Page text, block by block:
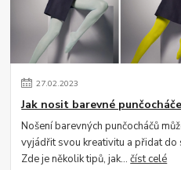
27.02.2023
Jak nosit barevné
Nošení barevných punčocháčů
vyjádřit svou kreativitu a přidat do
Zde je několik tipů, jak...číst celé